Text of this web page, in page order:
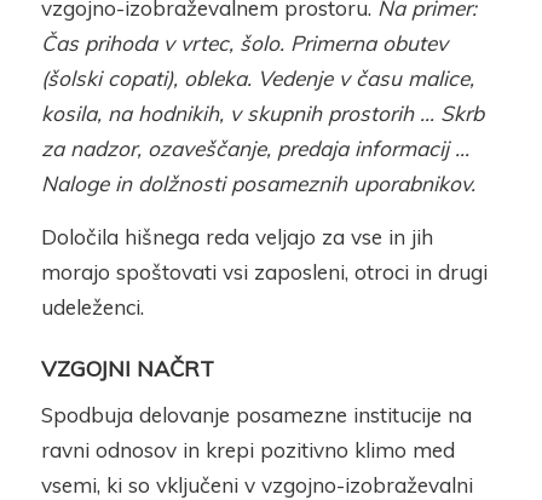
vzgojno-izobraževalnem prostoru. Na primer:
Čas prihoda v vrtec, šolo. Primerna obutev
(šolski copati), obleka. Vedenje v času malice,
kosila, na hodnikih, v skupnih prostorih … Skrb
za nadzor, ozaveščanje, predaja informacij …
Naloge in dolžnosti posameznih uporabnikov.
Določila hišnega reda veljajo za vse in jih
morajo spoštovati vsi zaposleni, otroci in drugi
udeleženci.
VZGOJNI NAČRT
Spodbuja delovanje posamezne institucije na
ravni odnosov in krepi pozitivno klimo med
vsemi, ki so vključeni v vzgojno-izobraževalni